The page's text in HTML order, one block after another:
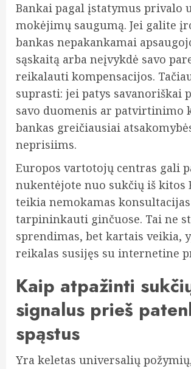
Bankai pagal įstatymus privalo
mokėjimų saugumą. Jei galite
bankas nepakankamai
sąskaitą arba neįvykdė savo
reikalauti kompensacijos.
suprasti: jei patys savanoriškai
savo duomenis ar patvirtinimo
bankas greičiausiai
neprisiims.
Europos vartotojų centras gali
nukentėjote nuo sukčių iš kitos
teikia nemokamas
tarpininkauti ginčuose. Tai ne
sprendimas, bet kartais veikia,
reikalas susijęs su internetine
Kaip atpažinti
signalus prieš
spąstus
Yra keletas universalių